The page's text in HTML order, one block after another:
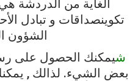
الغاية من الدردشة
تكوينصداقات و تبادل
الشؤون
شيمكنك الحصول على
بعض الشيء. لذالك ,